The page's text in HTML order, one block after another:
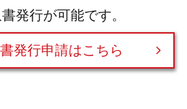
発行が可能です。
発行申請はこちら